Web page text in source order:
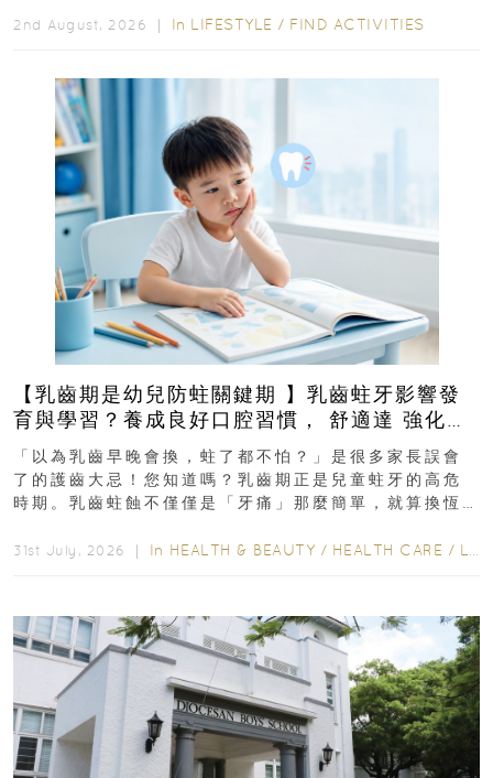
2nd August, 2026 ｜ In LIFESTYLE / FIND ACTIVITIES
【乳齒期是幼兒防蛀關鍵期 】乳齒蛀牙影響發
育與學習？養成良好口腔習慣， 舒適達 強化琺
瑯質 兒童牙膏防護指南
「以為乳齒早晚會換，蛀了都不怕？」是很多家長誤會
了的護齒大忌！您知道嗎？乳齒期正是兒童蛀牙的高危
時期。乳齒蛀蝕不僅僅是「牙痛」那麼簡單，就算換恆
31st July, 2026 ｜ In HEALTH & BEAUTY / HEALTH CARE / LIFESTYLE